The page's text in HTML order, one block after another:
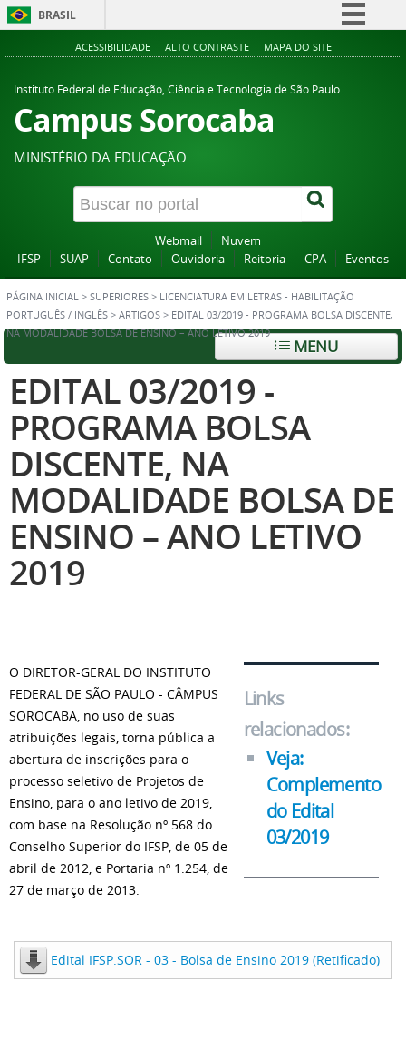
BRASIL
Simplifique!
Acesso à informação
Canais
ACESSIBILIDADE ALTO CONTRASTE MAPA DO SITE
Instituto Federal de Educação, Ciência e Tecnologia de São Paulo
Campus Sorocaba
MINISTÉRIO DA EDUCAÇÃO
Webmail
Nuvem
IFSP
SUAP Contato Ouvidoria Reitoria CPA Eventos
PÁGINA INICIAL > SUPERIORES > LICENCIATURA EM LETRAS - HABILITAÇÃO
PORTUGUÊS / INGLÊS > ARTIGOS > EDITAL 03/2019 - PROGRAMA BOLSA DISCENTE,
NA MODALIDADE BOLSA DE ENSINO – ANO LETIVO 2019
MENU
EDITAL 03/2019 -
PROGRAMA BOLSA
DISCENTE, NA
MODALIDADE BOLSA DE
ENSINO – ANO LETIVO
2019
Links
relacionados:
Veja:
Complemento
do Edital
03/2019
O DIRETOR-GERAL DO INSTITUTO
FEDERAL DE SÃO PAULO - CÂMPUS
SOROCABA, no uso de suas
atribuições legais, torna pública a
abertura de inscrições para o
processo seletivo de Projetos de
Ensino, para o ano letivo de 2019,
com base na Resolução nº 568 do
Conselho Superior do IFSP, de 05 de
abril de 2012, e Portaria nº 1.254, de
27 de março de 2013.
Edital IFSP.SOR - 03 - Bolsa de Ensino 2019 (Retificado)